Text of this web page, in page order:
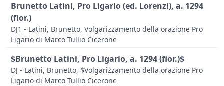
Brunetto Latini, Pro Ligario (ed. Lorenzi), a. 1294
(fior.)
DJ1 - Latini, Brunetto, Volgarizzamento della orazione Pro
Ligario di Marco Tullio Cicerone
$Brunetto Latini, Pro Ligario, a. 1294 (fior.)$
DJ - Latini, Brunetto, $Volgarizzamento della orazione Pro
Ligario di Marco Tullio Cicerone